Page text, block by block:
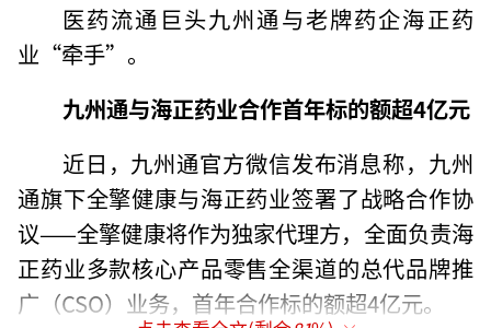
医药流通巨头九州通与老牌药企海正药
业“牵手”。
九州通与海正药业合作首年标的额超4亿元
近日，九州通官方微信发布消息称，九州
通旗下全擎健康与海正药业签署了战略合作协
议——全擎健康将作为独家代理方，全面负责海
正药业多款核心产品零售全渠道的总代品牌推
广（CSO）业务，首年合作标的额超4亿元。